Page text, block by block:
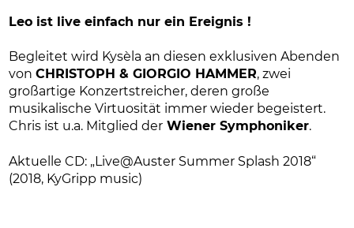
Leo ist live einfach nur ein Ereignis !
Begleitet wird Kysèla an diesen exklusiven Abenden
vonCHRISTOPH & GIORGIO HAMMER, zwei
großartige Konzertstreicher, deren große
musikalische Virtuosität immer wieder begeistert.
Chris ist u.a. Mitglied der Wiener Symphoniker.
Aktuelle CD: „Live@Auster Summer Splash 2018“
(2018, KyGripp music)